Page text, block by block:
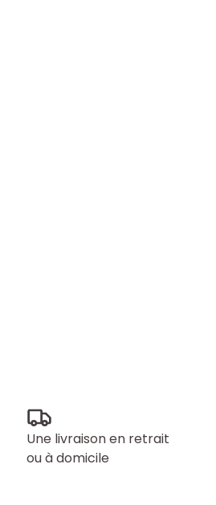
Une livraison en retrait
ou à domicile